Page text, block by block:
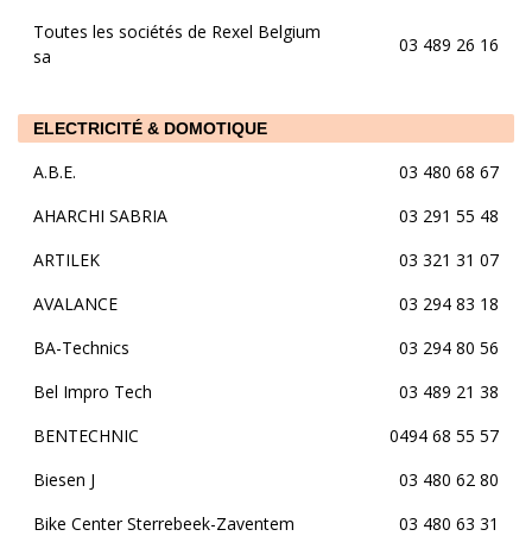
Toutes les sociétés de Rexel Belgium
sa
03 489 26 16
ELECTRICITÉ & DOMOTIQUE
A.B.E.
03 480 68 67
AHARCHI SABRIA
03 291 55 48
ARTILEK
03 321 31 07
AVALANCE
03 294 83 18
BA-Technics
03 294 80 56
Bel Impro Tech
03 489 21 38
BENTECHNIC
0494 68 55 57
Biesen J
03 480 62 80
Bike Center Sterrebeek-Zaventem
03 480 63 31